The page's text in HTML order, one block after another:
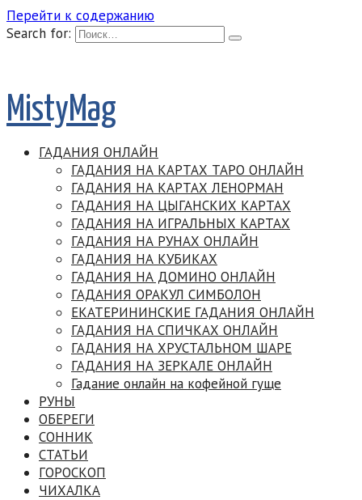
Перейти к содержанию
Search for:
MistyMag
ГАДАНИЯ ОНЛАЙН
ГАДАНИЯ НА КАРТАХ ТАРО ОНЛАЙН
ГАДАНИЯ НА КАРТАХ ЛЕНОРМАН
ГАДАНИЯ НА ЦЫГАНСКИХ КАРТАХ
ГАДАНИЯ НА ИГРАЛЬНЫХ КАРТАХ
ГАДАНИЯ НА РУНАХ ОНЛАЙН
ГАДАНИЯ НА КУБИКАХ
ГАДАНИЯ НА ДОМИНО ОНЛАЙН
ГАДАНИЯ ОРАКУЛ СИМБОЛОН
ЕКАТЕРИНИНСКИЕ ГАДАНИЯ ОНЛАЙН
ГАДАНИЯ НА СПИЧКАХ ОНЛАЙН
ГАДАНИЯ НА ХРУСТАЛЬНОМ ШАРЕ
ГАДАНИЯ НА ЗЕРКАЛЕ ОНЛАЙН
Гадание онлайн на кофейной гуще
РУНЫ
ОБЕРЕГИ
СОННИК
СТАТЬИ
ГОРОСКОП
ЧИХАЛКА